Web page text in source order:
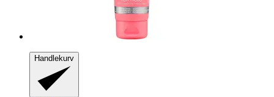
Handlekurv